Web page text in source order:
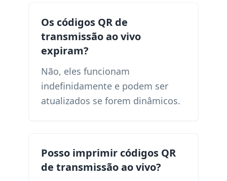
Os códigos QR de
transmissão ao vivo
expiram?
Não, eles funcionam
indefinidamente e podem ser
atualizados se forem dinâmicos.
Posso imprimir códigos QR
de transmissão ao vivo?